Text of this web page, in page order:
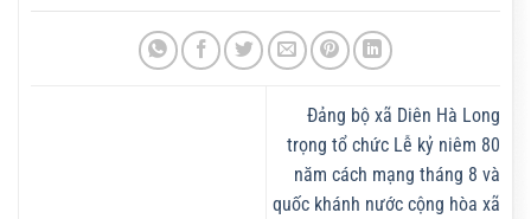
Đảng bộ xã Diên Hà Long
trọng tổ chức Lễ kỷ niêm 80
năm cách mạng tháng 8 và
quốc khánh nước cộng hòa xã